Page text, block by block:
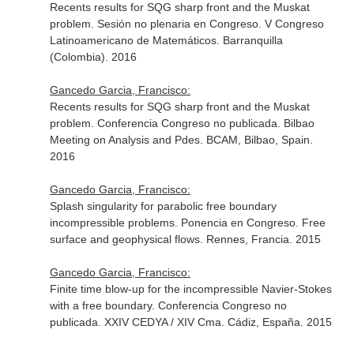
Recents results for SQG sharp front and the Muskat
problem. Sesión no plenaria en Congreso. V Congreso
Latinoamericano de Matemáticos. Barranquilla
(Colombia). 2016
Gancedo Garcia, Francisco:
Recents results for SQG sharp front and the Muskat
problem. Conferencia Congreso no publicada. Bilbao
Meeting on Analysis and Pdes. BCAM, Bilbao, Spain.
2016
Gancedo Garcia, Francisco:
Splash singularity for parabolic free boundary
incompressible problems. Ponencia en Congreso. Free
surface and geophysical flows. Rennes, Francia. 2015
Gancedo Garcia, Francisco:
Finite time blow-up for the incompressible Navier-Stokes
with a free boundary. Conferencia Congreso no
publicada. XXIV CEDYA / XIV Cma. Cádiz, España. 2015